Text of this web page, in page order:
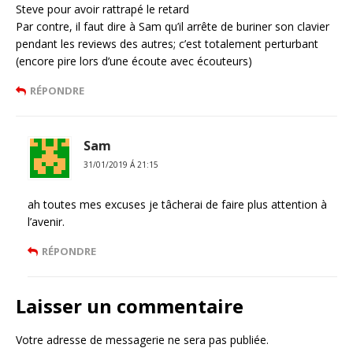
Steve pour avoir rattrapé le retard
Par contre, il faut dire à Sam qu’il arrête de buriner son clavier
pendant les reviews des autres; c’est totalement perturbant
(encore pire lors d’une écoute avec écouteurs)
RÉPONDRE
Sam
31/01/2019 Á 21:15
ah toutes mes excuses je tâcherai de faire plus attention à
l’avenir.
RÉPONDRE
Laisser un commentaire
Votre adresse de messagerie ne sera pas publiée.